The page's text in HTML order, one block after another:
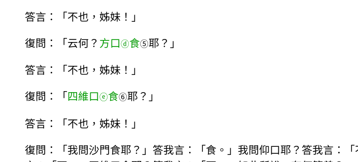
答言：「不也，姊妹！」
復問：「云何？ 方口ⓓ食⑤耶？」
答言：「不也，姊妹！」
復問：「 四維口ⓔ食⑥耶？」
答言：「不也，姊妹！」
復問：「我問沙門食耶？」答我言：「食。」我問仰口耶？答我言：